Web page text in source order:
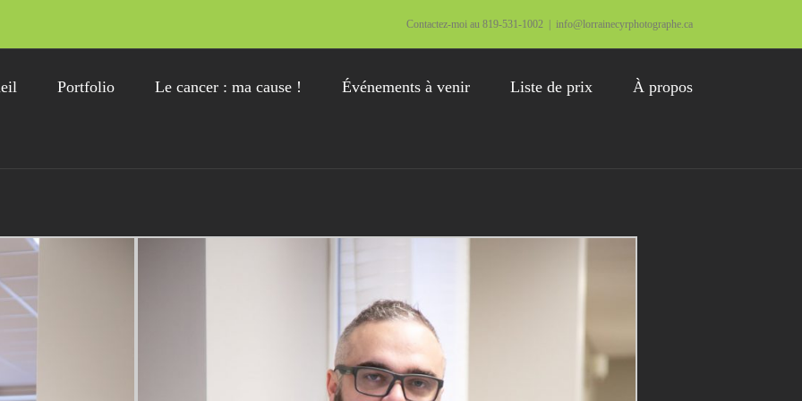
Contactez-moi au 819-531-1002 info@lorrainecyrphotographe.ca
Portfolio Le cancer : ma cause ! Événements à venir Liste de prix À propos